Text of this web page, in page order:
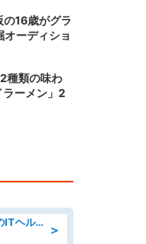
16歳がグラ
ーディショ
種類の味わ
ーメン」2
＞
ヘルプデスク/外資系保険業界でのITヘルプデスク業務/駅近/即日勤務可/ヘルプデスク